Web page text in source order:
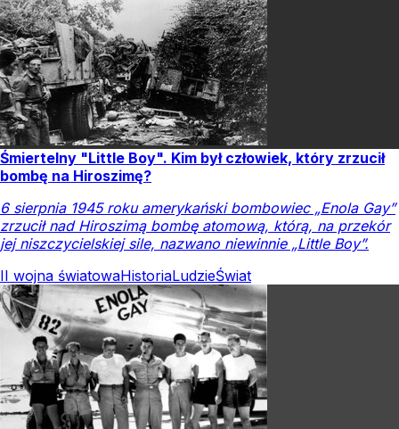
Śmiertelny "Little Boy". Kim był człowiek, który zrzucił
bombę na Hiroszimę?
6 sierpnia 1945 roku amerykański bombowiec „Enola Gay”
zrzucił nad Hiroszimą bombę atomową, którą, na przekór
jej niszczycielskiej sile, nazwano niewinnie „Little Boy”.
II wojna światowaHistoriaLudzieŚwiat